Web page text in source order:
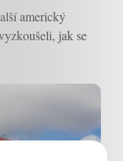
americký
jak se